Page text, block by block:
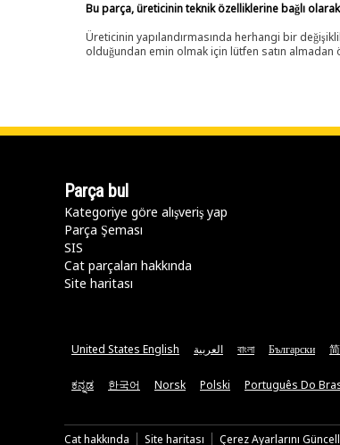
Bu parça, üreticinin teknik özelliklerine bağlı
Üreticinin yapılandırmasında herhangi bir
olduğundan emin olmak için lütfen satın
Parça bul
Kategoriye göre alışveriş yap
Parça Şeması
SIS
Cat parçaları hakkında
Site haritası
United States English العربية বাংলা Български
ಕನ್ನಡ 한국어 Norsk Polski Português Do
Cat hakkında Site haritası Çerez Ayarlarını